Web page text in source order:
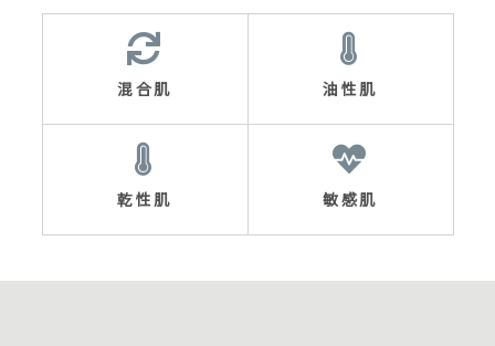
混合肌 油性肌
乾性肌 敏感肌